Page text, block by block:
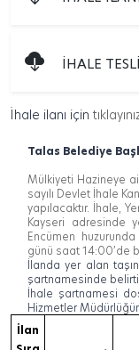
İHALE
İhale ilanı için
Talas Belediye
Mülkiyeti Hazineye
sayılı Devlet İhale
yapılacaktır. İhale,
Kayseri adresinde
Encümen
günü saat 14:00’de
İlanda yer alan
şartnamesinde
İhale şartnamesi
Hizmetler
İlan